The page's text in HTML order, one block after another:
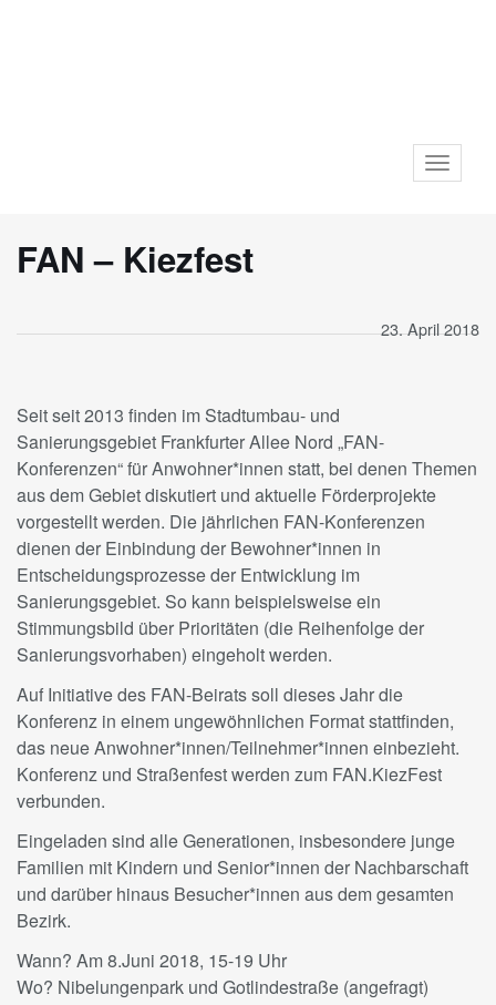
Toggle
FAN – Kiezfest
23. April 2018
Seit seit 2013 finden im Stadtumbau- und
Sanierungsgebiet Frankfurter Allee Nord „FAN-
Konferenzen“ für Anwohner*innen statt, bei denen Themen
aus dem Gebiet diskutiert und aktuelle Förderprojekte
vorgestellt werden. Die jährlichen FAN-Konferenzen
dienen der Einbindung der Bewohner*innen in
Entscheidungsprozesse der Entwicklung im
Sanierungsgebiet. So kann beispielsweise ein
Stimmungsbild über Prioritäten (die Reihenfolge der
Sanierungsvorhaben) eingeholt werden.
Auf Initiative des FAN-Beirats soll dieses Jahr die
Konferenz in einem ungewöhnlichen Format stattfinden,
das neue Anwohner*innen/Teilnehmer*innen einbezieht.
Konferenz und Straßenfest werden zum FAN.KiezFest
verbunden.
Eingeladen sind alle Generationen, insbesondere junge
Familien mit Kindern und Senior*innen der Nachbarschaft
und darüber hinaus Besucher*innen aus dem gesamten
Bezirk.
Wann? Am 8.Juni 2018, 15-19 Uhr
Wo? Nibelungenpark und Gotlindestraße (angefragt)